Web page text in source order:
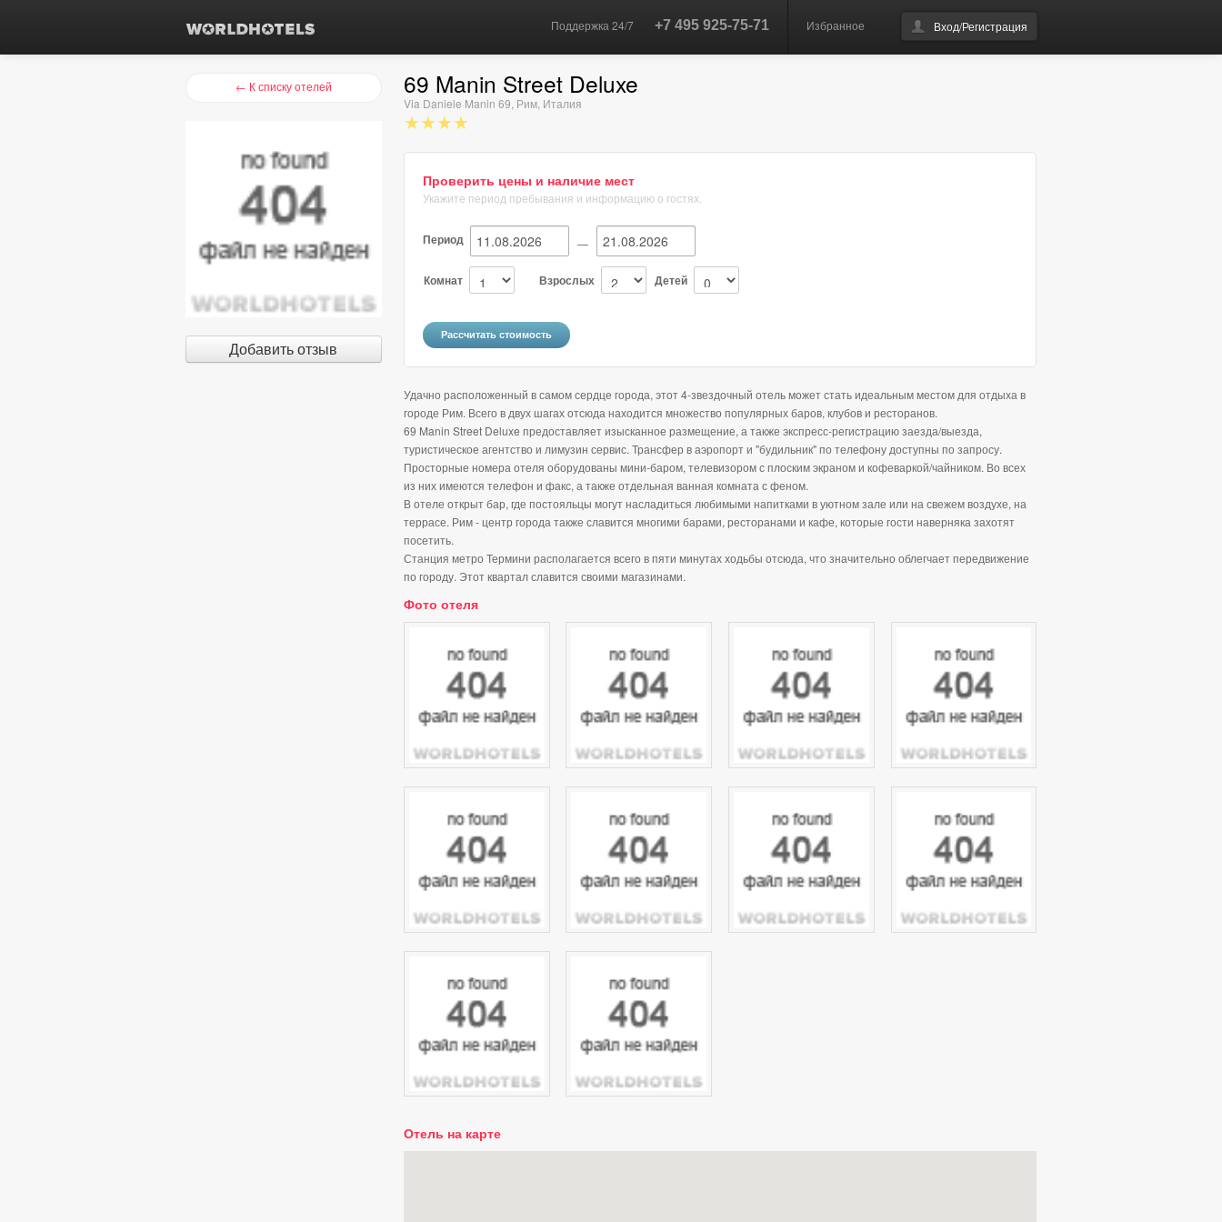
Избранное Вход/Регистрация
Поддержка 24/7 +7 495 925-75-71
← К списку отелей
Добавить отзыв
69 Manin Street Deluxe
Via Daniele Manin 69 Рим, Италия
★★★★
Проверить цены и наличие мест
Укажите период пребывания и информацию о гостях.
Период —
Комнат Взрослых Детей
Удачно расположенный в самом сердце города, этот 4-звездочный отель может стать идеальным местом для отдыха в
городе Рим. Всего в двух шагах отсюда находится множество популярных баров, клубов и ресторанов.
69 Manin Street Deluxe предоставляет изысканное размещение, а также экспресс-регистрацию заезда/выезда,
туристическое агентство и лимузин сервис. Трансфер в аэропорт и "будильник" по телефону доступны по запросу.
Просторные номера отеля оборудованы мини-баром, телевизором с плоским экраном и кофеваркой/чайником. Во всех
из них имеются телефон и факс, а также отдельная ванная комната с феном.
В отеле открыт бар, где постояльцы могут насладиться любимыми напитками в уютном зале или на свежем воздухе, на
террасе. Рим - центр города также славится многими барами, ресторанами и кафе, которые гости наверняка захотят
посетить.
Станция метро Термини располагается всего в пяти минутах ходьбы отсюда, что значительно облегчает передвижение
по городу. Этот квартал славится своими магазинами.
Фото отеля
Отель на карте